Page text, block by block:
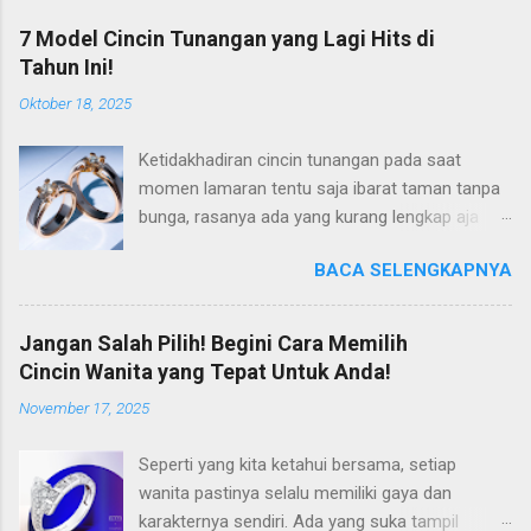
7 Model Cincin Tunangan yang Lagi Hits di
Tahun Ini!
Oktober 18, 2025
Ketidakhadiran cincin tunangan pada saat
momen lamaran tentu saja ibarat taman tanpa
bunga, rasanya ada yang kurang lengkap aja
lamaran ini semakin berkembang, dan hadir
dalam varian harga yang lebih terjangkau. Jadi
tidak ada alasan lagi untuk Anda tidak mengisi
momen lamaran Anda dengan cincin lamaran
yang tepat. Kalaupun Anda sedang mencari
inspirasi mengenai cincin tunangan yang tepat,
Sebab pada kesempatan kali ini, kami akan
merekomendasikan beberapa model cincin
BACA SELENGKAPNYA
Jangan Salah Pilih! Begini Cara Memilih
Cincin Wanita yang Tepat Untuk Anda!
November 17, 2025
Seperti yang kita ketahui bersama, setiap
wanita pastinya selalu memiliki gaya dan
karakternya sendiri. Ada yang suka tampil